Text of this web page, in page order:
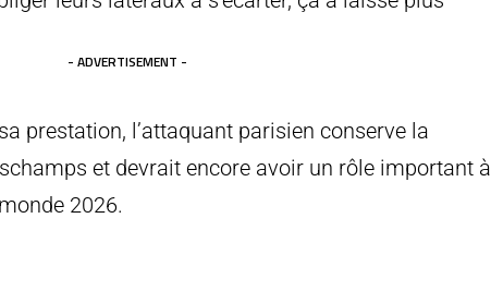
- ADVERTISEMENT -
prestation, l’attaquant parisien conserve la
et devrait encore avoir un rôle important à
2026.